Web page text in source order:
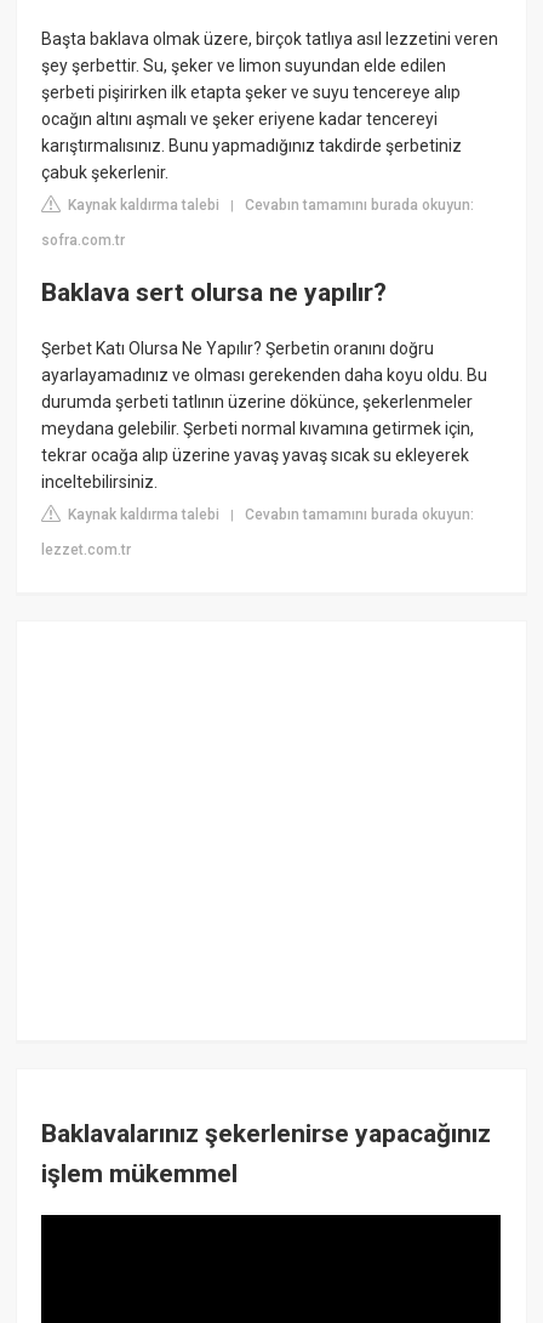
Başta baklava olmak üzere, birçok tatlıya asıl lezzetini veren
şey şerbettir. Su, şeker ve limon suyundan elde edilen
şerbeti pişirirken ilk etapta şeker ve suyu tencereye alıp
ocağın altını aşmalı ve şeker eriyene kadar tencereyi
karıştırmalısınız. Bunu yapmadığınız takdirde şerbetiniz
çabuk şekerlenir.
Kaynak kaldırma talebi |Cevabın tamamını burada okuyun:
sofra.com.tr
Baklava sert olursa ne yapılır?
Şerbet Katı Olursa Ne Yapılır? Şerbetin oranını doğru
ayarlayamadınız ve olması gerekenden daha koyu oldu. Bu
durumda şerbeti tatlının üzerine dökünce, şekerlenmeler
meydana gelebilir. Şerbeti normal kıvamına getirmek için,
tekrar ocağa alıp üzerine yavaş yavaş sıcak su ekleyerek
inceltebilirsiniz.
Kaynak kaldırma talebi |Cevabın tamamını burada okuyun:
lezzet.com.tr
Baklavalarınız şekerlenirse yapacağınız
işlem mükemmel